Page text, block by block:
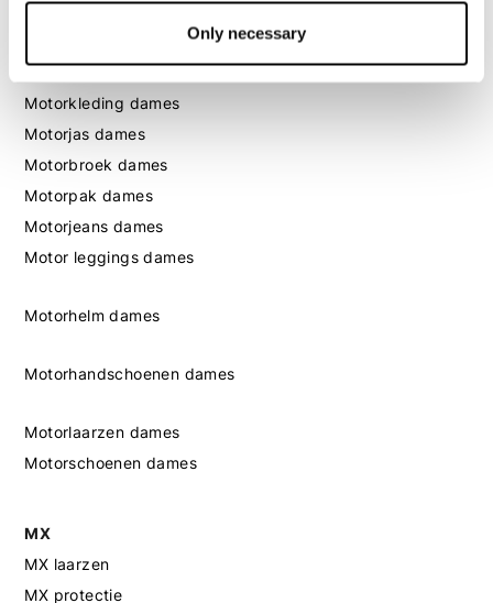
Only necessary
Dames
Motorkleding dames
Motorjas dames
Motorbroek dames
Motorpak dames
Motorjeans dames
Motor leggings dames
Motorhelm dames
Motorhandschoenen dames
Motorlaarzen dames
Motorschoenen dames
MX
MX laarzen
MX protectie